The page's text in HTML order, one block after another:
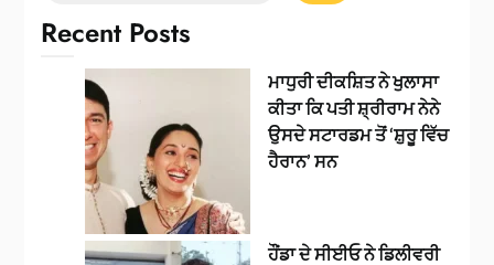
Recent Posts
ਮਾਧੁਰੀ ਦੀਕਸ਼ਿਤ ਨੇ ਖੁਲਾਸਾ
ਕੀਤਾ ਕਿ ਪਤੀ ਸ਼੍ਰੀਰਾਮ ਨੇਨੇ
ਉਸਦੇ ਸਟਾਰਡਮ ਤੋਂ ‘ਸ਼ੁਰੂ ਵਿੱਚ
ਹੈਰਾਨ’ ਸਨ
ਹੌਂਡਾ ਦੇ ਸੀਈਓ ਨੇ ਡਿਲੀਵਰੀ